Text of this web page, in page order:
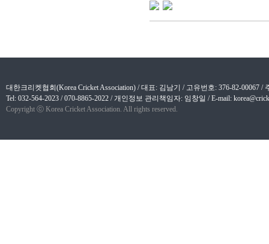
대한크리켓협회(Korea Cricket Association) / 대표: 김남기 / 고유번호: 376-82-00067
Tel: 032-564-2023 / 070-8865-2022 / 개인정보 관리책임자: 임창일 / E-mail:
Copyright ⓒ Korea Cricket Association. All rights reserved.